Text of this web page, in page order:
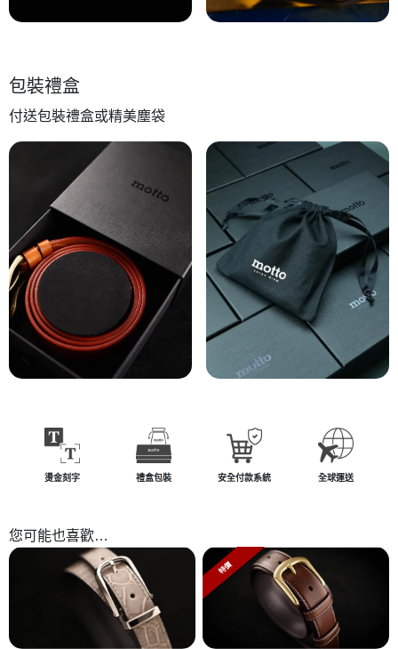
包裝禮盒
付送包裝禮盒或精美塵袋
燙金刻字 禮盒包裝 安全付款系統 全球運送
您可能也喜歡…
特價